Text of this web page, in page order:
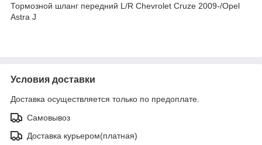
Тормозной шланг передний L/R Chevrolet Cruze 2009-/Opel
Astra J
Условия доставки
Доставка осуществляется только по предоплате.
Самовывоз
Доставка курьером(платная)